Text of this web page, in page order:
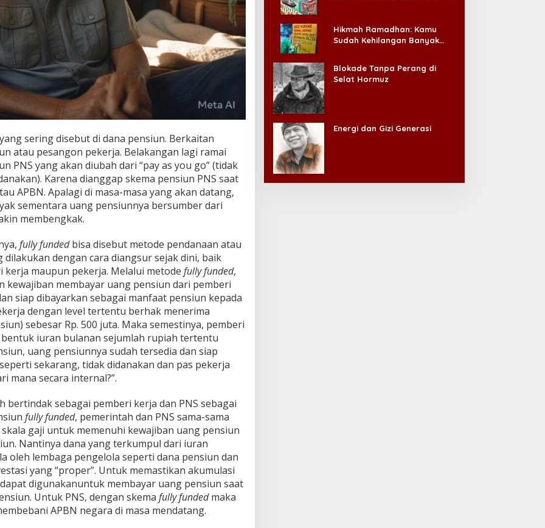
sering disebut di dana pensiun. Berkaitan
atau pesangon pekerja. Belakangan lagi ramai
PNS yang akan diubah dari “pay as you go” (tidak
Karena dianggap skema pensiun PNS saat
APBN. Apalagi di masa-masa yang akan datang,
sementara uang pensiunnya bersumber dari
membengkak.
fully fundedbisa disebut metode pendanaan atau
dengan cara diangsur sejak dini, baik
maupun pekerja. Melalui metode fullyfunded,
kewajiban membayar uang pensiun dari pemberi
siap dibayarkan sebagai manfaat pensiun kepada
dengan level tertentu berhak menerima
sebesar Rp. 500 juta. Maka semestinya, pemberi
iuran bulanan sejumlah rupiah tertentu
uang pensiunnya sudah tersedia dan siap
sekarang, tidak didanakan dan pas pekerja
mana secara internal?”.
bertindak sebagai pemberi kerja dan PNS sebagai
fullyfunded, pemerintah dan PNS sama-sama
gaji untuk memenuhi kewajiban uang pensiun
Nantinya dana yang terkumpul dari iuran
oleh lembaga pengelola seperti dana pensiun dan
yang “proper”. Untuk memastikan akumulasi
digunakanuntuk membayar uang pensiun saat
Untuk PNS, dengan skema fullyfundedmaka
APBN negara di masa mendatang.
Hikmah Ramadhan: Kamu
Sudah Kehilangan Banyak
Blokade Tanpa Perang di
Selat Hormuz
Energi dan Gizi Generasi